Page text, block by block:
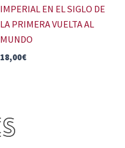
IMPERIAL EN EL SIGLO DE
LA PRIMERA VUELTA AL
MUNDO
18,00€